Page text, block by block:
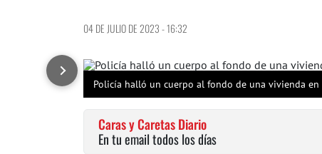
04 DE JULIO DE 2023 - 16:32
Policía halló un cuerpo al fondo de una vivienda en
Caras y Caretas Diario
En tu email todos los días